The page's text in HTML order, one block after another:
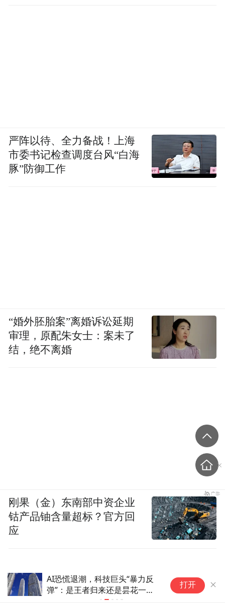
AI恐慌退潮，科技巨头“暴力反
弹”：是王者归来还是昙花一
打开
严阵以待、全力备战！上海
市委书记检查调度台风“白海
豚”防御工作
“婚外胚胎案”离婚诉讼延期
审理，原配朱女士：案未了
结，绝不离婚
刚果（金）东南部中资企业
钴产品铀含量超标？官方回
应